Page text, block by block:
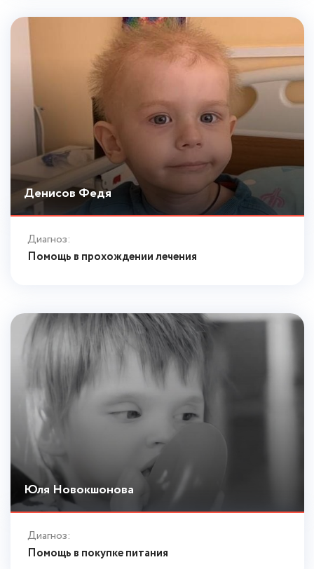
Денисов Федя
Диагноз:
Помощь в прохождении лечения
Юля Новокшонова
Диагноз:
Помощь в покупке питания